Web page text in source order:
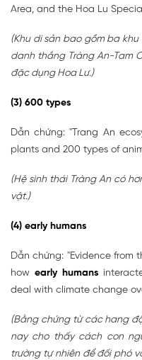
Area, and the Hoa Lu
(Khu di sản bao gồm ba
danh thắng Tràng An-Tam
đặc dụng Hoa Lư.)
(3) 600 types
Dẫn chứng: "Trang An
plants and 200 types of
(Hệ sinh thái Tràng An có
vật.)
(4) early humans
Dẫn chứng: "Evidence from
how early humans
deal with climate change
(Bằng chứng từ các hang
nay cho thấy cách con
trường tự nhiên để đối phó